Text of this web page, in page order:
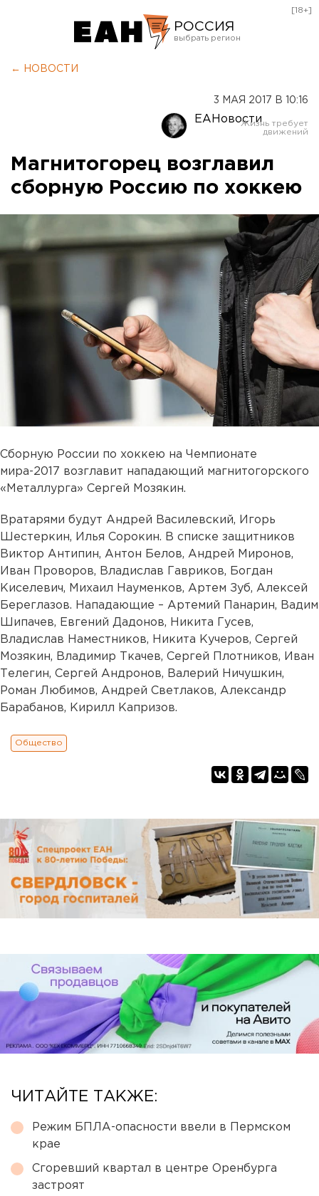
РОССИЯ
Оренбург
[18+]
← НОВОСТИ
3 МАЯ 2017 В 10:16
ЕАНовости
Магнитогорец возглавил
сборную Россию по хоккею
Сборную России по хоккею на Чемпионате
мира-2017 возглавит нападающий магнитогорского
«Металлурга» Сергей Мозякин.
Вратарями будут Андрей Василевский, Игорь
Шестеркин, Илья Сорокин. В списке защитников
Виктор Антипин, Антон Белов, Андрей Миронов,
Иван Проворов, Владислав Гавриков, Богдан
Киселевич, Михаил Науменков, Артем Зуб, Алексей
Береглазов. Нападающие – Артемий Панарин, Вадим
Шипачев, Евгений Дадонов, Никита Гусев,
Владислав Наместников, Никита Кучеров, Сергей
Мозякин, Владимир Ткачев, Сергей Плотников, Иван
Телегин, Сергей Андронов, Валерий Ничушкин,
Роман Любимов, Андрей Светлаков, Александр
Барабанов, Кирилл Капризов.
Общество
ЧИТАЙТЕ ТАКЖЕ:
Режим БПЛА-опасности ввели в Пермском
крае
Сгоревший квартал в центре Оренбурга
застроят